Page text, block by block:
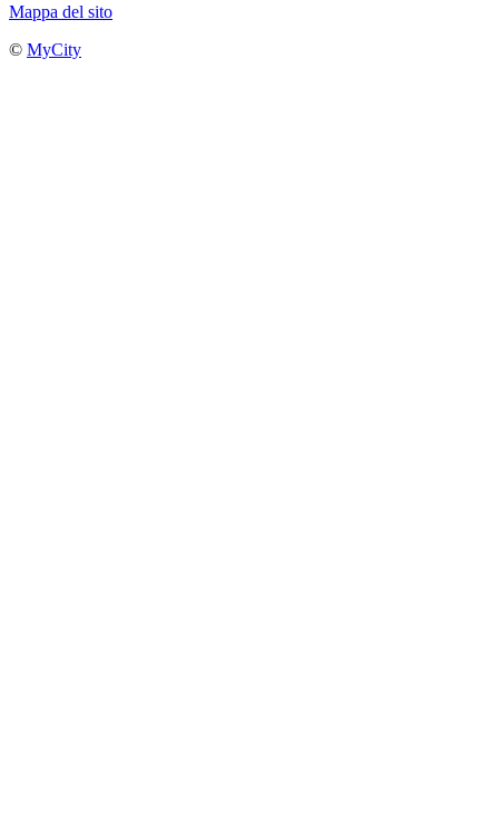
Mappa del sito
© MyCity